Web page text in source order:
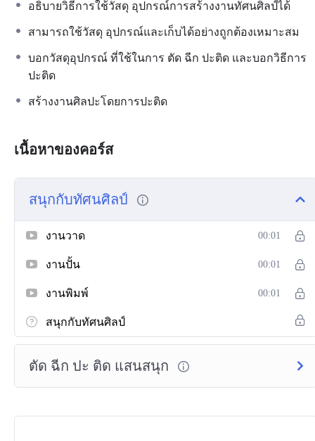
อธิบายวิธีการใช้วัสดุ อุปกรณ์การสร้างงานทัศนศิลป์ได้
สามารถใช้วัสดุ อุปกรณ์และเก็บได้อย่างถูกต้องเหมาะสม
บอกวัสดุอุปกรณ์ ที่ใช้ในการ ตัด ฉีก ปะติด และบอกวิธีการ
ปะติด
สร้างงานศิลปะโดยการปะติด
เนื้อหาของคอร์ส
สนุกกับทัศนศิลป์
งานวาด 00:01
งานปั้น 00:01
งานพิมพ์ 00:01
สนุกกับทัศนศิลป์
ตัด ฉีก ปะ ติด แสนสนุก